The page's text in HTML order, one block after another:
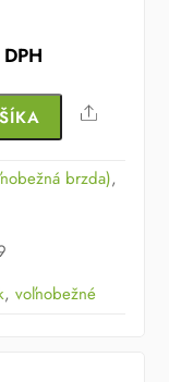
€.
Share
brzda),
,voľnobežné